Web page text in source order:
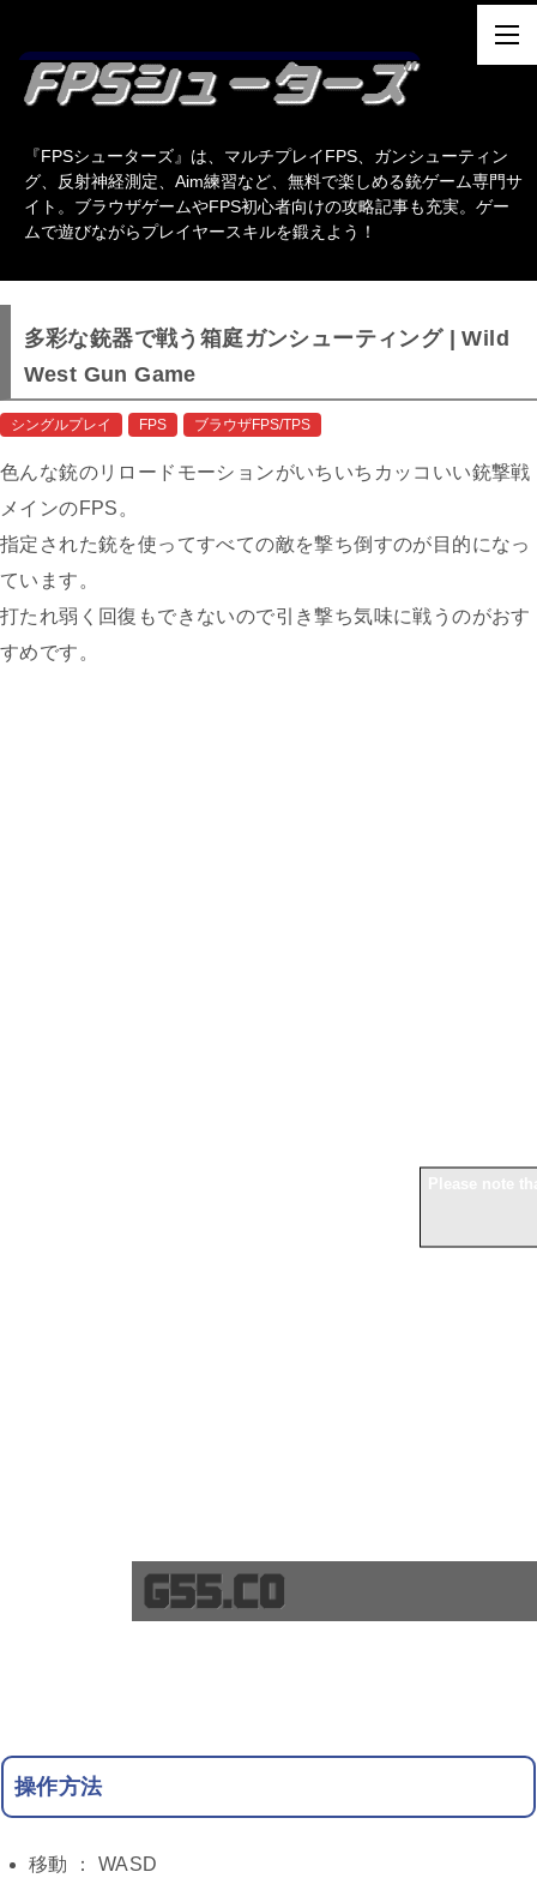
『FPSシューターズ』は、マルチプレイFPS、ガンシューティン
グ、反射神経測定、Aim練習など、無料で楽しめる銃ゲーム専門サ
イト。ブラウザゲームやFPS初心者向けの攻略記事も充実。ゲー
ムで遊びながらプレイヤースキルを鍛えよう！
多彩な銃器で戦う箱庭ガンシューティング | Wild
West Gun Game
シングルプレイ FPS ブラウザFPS/TPS
色んな銃のリロードモーションがいちいちカッコいい銃撃戦
メインのFPS。
指定された銃を使ってすべての敵を撃ち倒すのが目的になっ
ています。
打たれ弱く回復もできないので引き撃ち気味に戦うのがおす
すめです。
操作方法
移動 ： WASD